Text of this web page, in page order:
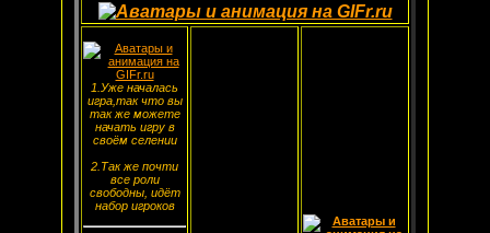
1.Уже началась
игра,так что вы
так же можете
начать игру в
своём селении
2.Так же почти
все роли
свободны, идёт
набор игроков